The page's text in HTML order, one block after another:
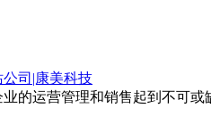
司|康美科技
的运营管理和销售起到不可